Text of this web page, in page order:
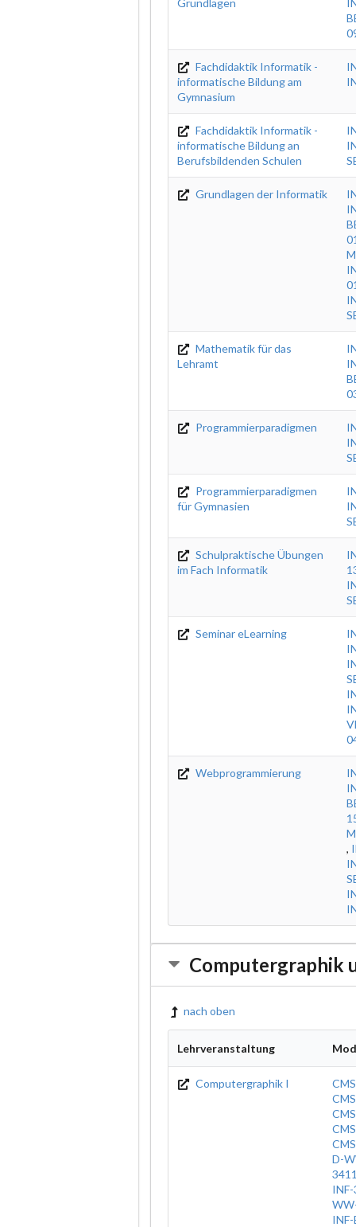
Grundlagen
Fachdidaktik Informatik -
informatische Bildung am
Gymnasium
Fachdidaktik Informatik -
informatische Bildung an
Berufsbildenden Schulen
Grundlagen der Informatik
Mathematik für das
Lehramt
Programmierparadigmen
Programmierparadigmen
für Gymnasien
Schulpraktische Übungen
im Fach Informatik
Seminar eLearning
Webprogrammierung
,
Computergraphik
nach oben
Lehrveranstaltung
Computergraphik I
D-